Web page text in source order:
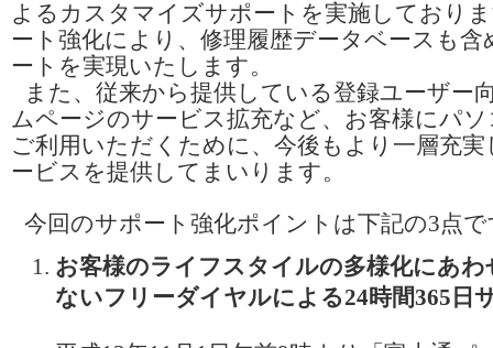
よるカスタマイズサポートを実施しており
ート強化により、修理履歴データベースも
ートを実現いたします。
また、従来から提供している登録ユーザー
ムページのサービス拡充など、お客様にパ
ご利用いただくために、今後もより一層充
ービスを提供してまいります。
今回のサポート強化ポイントは下記の3点で
お客様のライフスタイルの多様化にあわ
ないフリーダイヤルによる24時間365日